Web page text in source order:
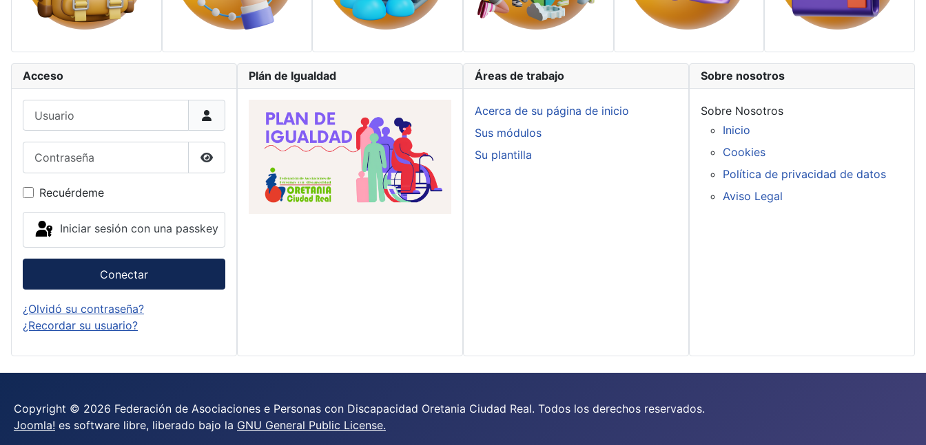
Acceso
Mostrar contraseña
Recuérdeme
Iniciar sesión con una passkey
Conectar
¿Olvidó su contraseña?
¿Recordar su usuario?
Plán de Igualdad Áreas de trabajo
Acerca de su página de inicio
Sus módulos
Su plantilla
Sobre nosotros
Sobre Nosotros
Inicio
Cookies
Política de privacidad de datos
Aviso Legal
Copyright © 2026 Federación de Asociaciones e Personas con Discapacidad Oretania Ciudad Real. Todos los derechos reservados.
Joomla! es software libre, liberado bajo la GNU General Public License.